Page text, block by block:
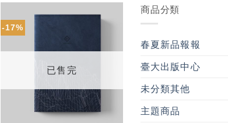
-17%
望輕
已售完
商品分類
春夏新品報報
臺大出版中心
未分類其他
主題商品